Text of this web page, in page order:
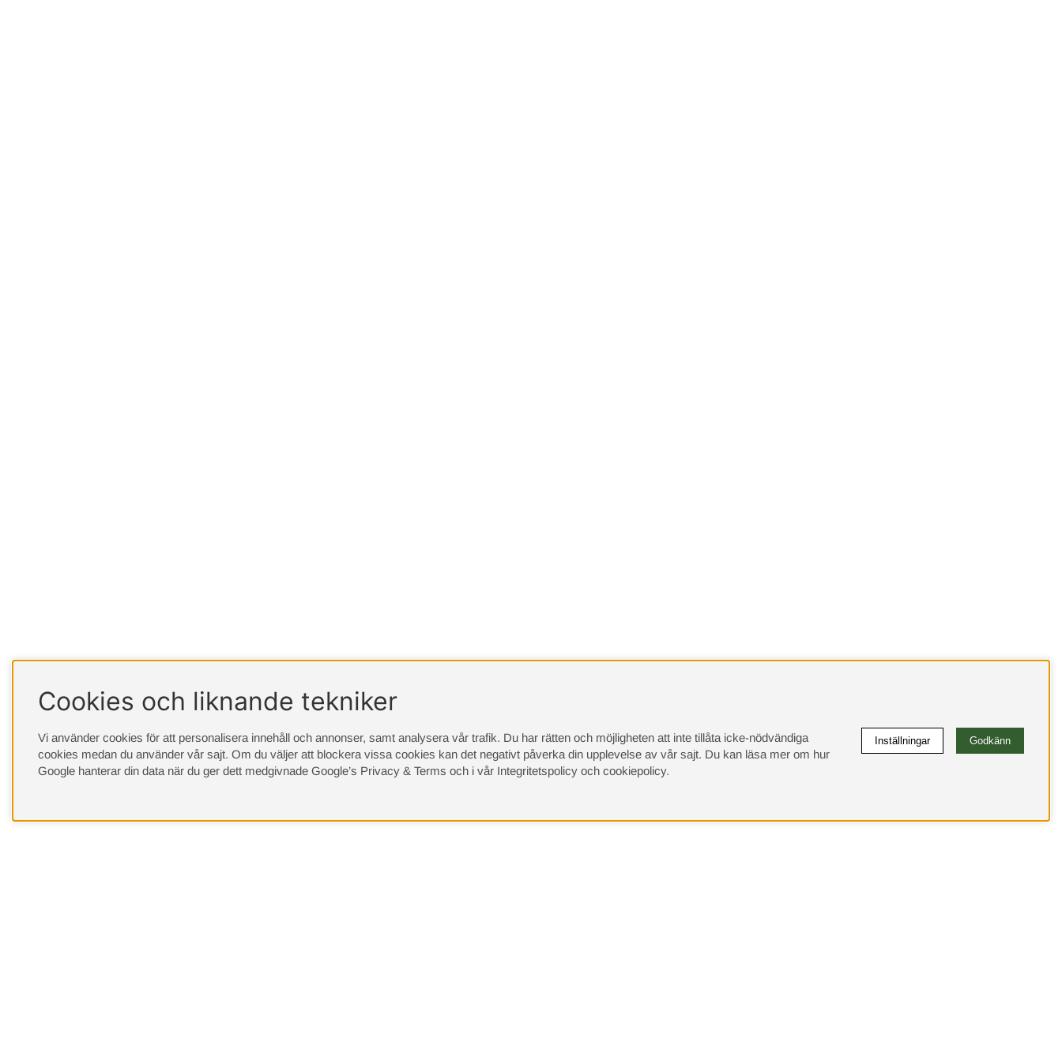
Cookies och liknande tekniker
Vi använder cookies för att personalisera innehåll och annonser, samt analysera vår trafik. Du har rätten och möjligheten att inte tillåta icke-nödvändiga
cookies medan du använder vår sajt. Om du väljer att blockera vissa cookies kan det negativt påverka din upplevelse av vår sajt. Du kan läsa mer om hur
Google hanterar din data när du ger dett medgivnade Google’s Privacy & Terms och i vår Integritetspolicy och cookiepolicy.
Inställningar Godkänn